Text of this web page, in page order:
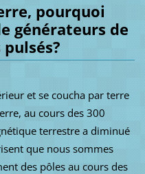
pourquoi
générateurs de
et se coucha par terre
au cours des 300
terrestre a diminué
que nous sommes
des pôles au cours des